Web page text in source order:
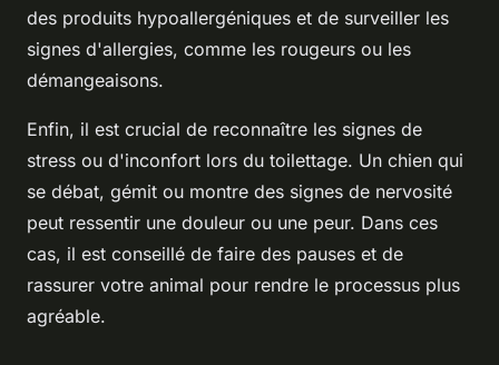
des produits hypoallergéniques et de surveiller les
signes d'allergies, comme les rougeurs ou les
démangeaisons.
Enfin, il est crucial de reconnaître les signes de
stress ou d'inconfort lors du toilettage. Un chien qui
se débat, gémit ou montre des signes de nervosité
peut ressentir une douleur ou une peur. Dans ces
cas, il est conseillé de faire des pauses et de
rassurer votre animal pour rendre le processus plus
agréable.